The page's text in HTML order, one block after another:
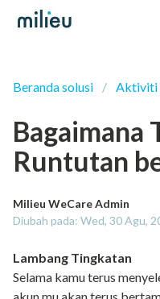
Beranda solusi Aktiviti
Bagaimana
Runtutan
Milieu WeCare Admin
Diubah pada: Wed, 30 Agu,
Lambang Tingkatan
Selama kamu terus